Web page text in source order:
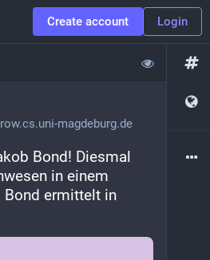
Create account Login
magdeburg.de
Bond! Diesmal
in einem
Bond ermittelt in